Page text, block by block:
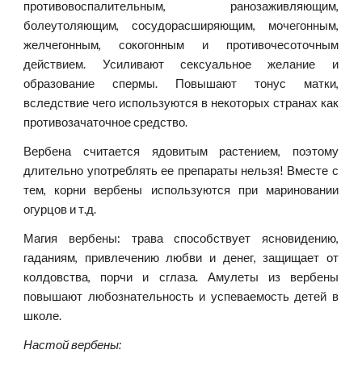
противовоспалительным, ранозаживляющим,
болеутоляющим, сосудорасширяющим, мочегонным,
желчегонным, сокогонным и противочесоточным
действием. Усиливают сексуальное желание и
образование спермы. Повышают тонус матки,
вследствие чего используются в некоторых странах как
противозачаточное средство.
Вербена считается ядовитым растением, поэтому
длительно употреблять ее препараты нельзя! Вместе с
тем, корни вербены используются при мариновании
огурцов и т.д.
Магия вербены: трава способствует ясновидению,
гаданиям, привлечению любви и денег, защищает от
колдовства, порчи и сглаза. Амулеты из вербены
повышают любознательность и успеваемость детей в
школе.
Настой вербены: